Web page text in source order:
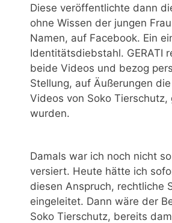
Diese veröffentlichte dann
ohne Wissen der jungen
Namen, auf Facebook. Ein
Identitätsdiebstahl. GERATI
beide Videos und bezog
Stellung, auf Äußerungen
Videos von Soko Tierschutz,
wurden.
Damals war ich noch nicht
versiert. Heute hätte ich
diesen Anspruch, rechtliche
eingeleitet. Dann wäre der
Soko Tierschutz, bereits